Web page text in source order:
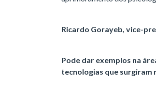
Ricardo Gorayeb, vice-
Pode dar exemplos na
tecnologias que surgiram